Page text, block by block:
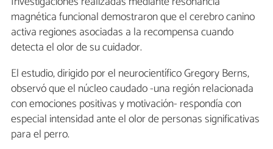
magnética funcional demostraron que el cerebro canino
activa regiones asociadas a la recompensa cuando
detecta el olor de su cuidador.
El estudio, dirigido por el neurocientífico Gregory Berns,
observó que el núcleo caudado -una región relacionada
con emociones positivas y motivación- respondía con
especial intensidad ante el olor de personas significativas
para el perro.